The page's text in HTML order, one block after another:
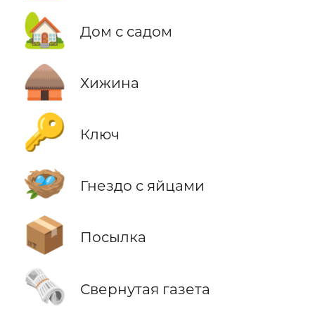
🏡 Дом с садом
🛖 Хижина
🔑 Ключ
🪺 Гнездо с яйцами
📦 Посылка
🗞️ Свернутая газета